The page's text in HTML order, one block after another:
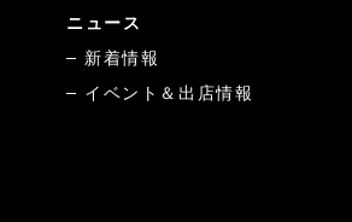
ニュース
新着情報
イベント＆出店情報